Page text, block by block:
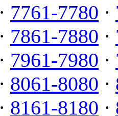
· 7761-7780 ·
· 7861-7880 ·
· 7961-7980 ·
· 8061-8080 ·
· 8161-8180 ·